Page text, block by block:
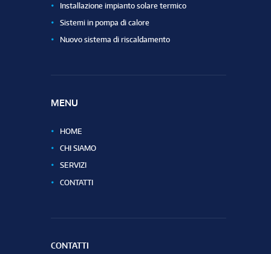
Installazione impianto solare termico
Sistemi in pompa di calore
Nuovo sistema di riscaldamento
MENU
HOME
CHI SIAMO
SERVIZI
CONTATTI
CONTATTI